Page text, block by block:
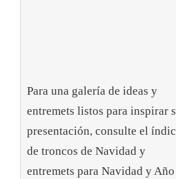
Para una galería de ideas y
entremets listos para inspirar
presentación, consulte el
de troncos de Navidad y
entremets para Navidad y Año